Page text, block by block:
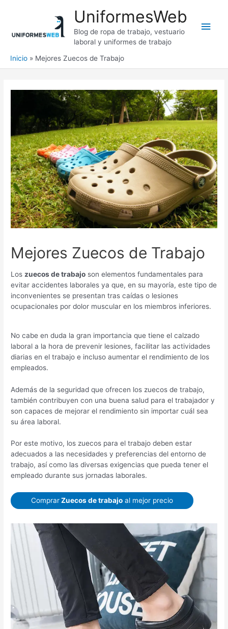
UniformesWeb
Blog de ropa de trabajo, vestuario
laboral y uniformes de trabajo
Inicio Mejores Zuecos de Trabajo
Mejores Zuecos de Trabajo
Los zuecos de trabajo son elementos fundamentales para
evitar accidentes laborales ya que, en su mayoría, este tipo de
inconvenientes se presentan tras caídas o lesiones
ocupacionales por dolor muscular en los miembros inferiores.
No cabe en duda la gran importancia que tiene el calzado
laboral a la hora de prevenir lesiones, facilitar las actividades
diarias en el trabajo e incluso aumentar el rendimiento de los
empleados.
Además de la seguridad que ofrecen los zuecos de trabajo,
también contribuyen con una buena salud para el trabajador y
son capaces de mejorar el rendimiento sin importar cuál sea
su área laboral.
Por este motivo, los zuecos para el trabajo deben estar
adecuados a las necesidades y preferencias del entorno de
trabajo, así como las diversas exigencias que pueda tener el
empleado durante sus jornadas laborales.
ComprarZuecos de trabajo al mejor precio